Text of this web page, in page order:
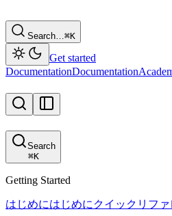
Search…⌘K
Get started
DocumentationDocumentation
Search
⌘K
Getting Started
はじめにはじめに クイックリファ